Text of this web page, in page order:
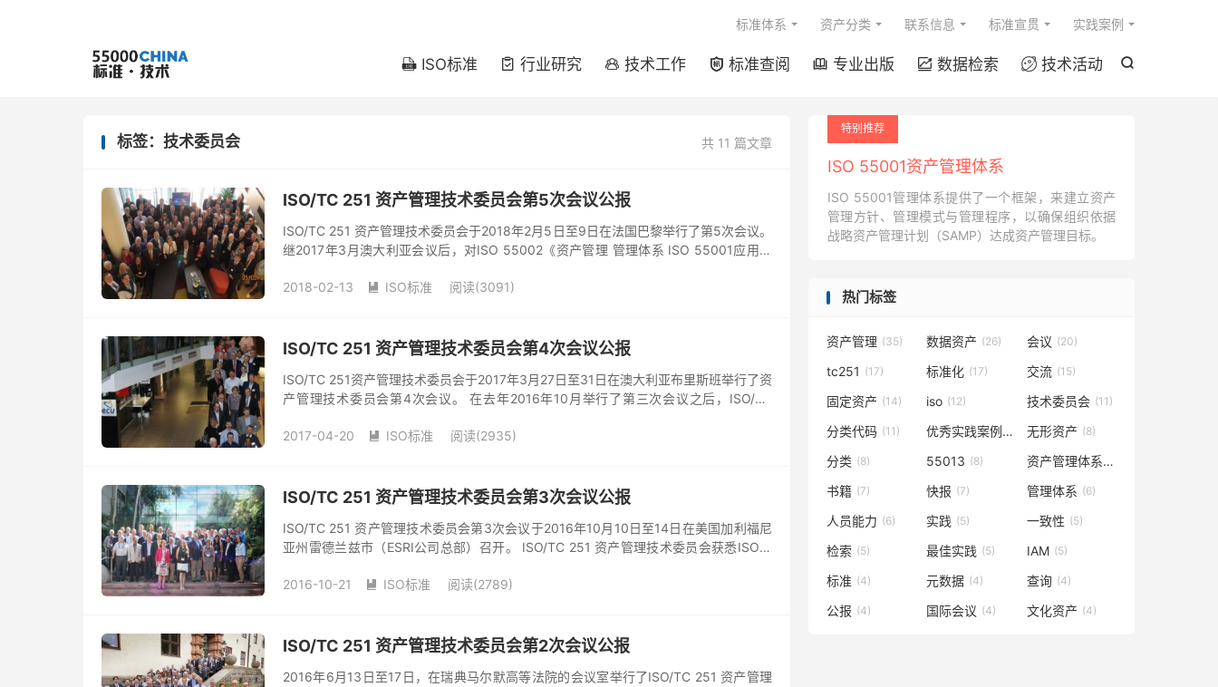

 ISO标准  行业研究  技术工作  标准查阅  专业出版  数据检索  技术活动
标准体系 资产分类 联系信息 标准宣贯 实践案例
共 11 篇文章
标签：技术委员会
ISO/TC 251 资产管理技术委员会第5次会议公报
ISO/TC 251 资产管理技术委员会于2018年2月5日至9日在法国巴黎举行了第5次会议。
继2017年3月澳大利亚会议后，对ISO 55002《资产管理 管理体系 ISO 55001应用指
2018-02-13
 ISO标准 阅读(3091)
ISO/TC 251 资产管理技术委员会第4次会议公报
ISO/TC 251资产管理技术委员会于2017年3月27日至31日在澳大利亚布里斯班举行了资
产管理技术委员会第4次会议。 在去年2016年10月举行了第三次会议之后，ISO/TC
2017-04-20
 ISO标准 阅读(2935)
ISO/TC 251 资产管理技术委员会第3次会议公报
ISO/TC 251 资产管理技术委员会第3次会议于2016年10月10日至14日在美国加利福尼
亚州雷德兰兹市（ESRI公司总部）召开。 ISO/TC 251 资产管理技术委员会获悉ISO资
2016-10-21
 ISO标准 阅读(2789)
ISO/TC 251 资产管理技术委员会第2次会议公报
2016年6月13日至17日，在瑞典马尔默高等法院的会议室举行了ISO/TC 251 资产管理
特别推荐
ISO 55001资产管理体系
ISO 55001管理体系提供了一个框架，来建立资产
管理方针、管理模式与管理程序，以确保组织依据
战略资产管理计划（SAMP）达成资产管理目标。
热门标签
资产管理 (35) 数据资产 (26) 会议 (20)
tc251 (17) 标准化 (17) 交流 (15)
固定资产 (14) iso (12) 技术委员会 (11)
分类代码 (11) 优秀实践案例(9) 无形资产 (8)
分类 (8) 55013 (8) 资产管理体系
(7)
书籍 (7) 快报 (7) 管理体系 (6)
人员能力 (6) 实践 (5) 一致性 (5)
检索 (5) 最佳实践 (5) IAM (5)
标准 (4) 元数据 (4) 查询 (4)
公报 (4) 国际会议 (4) 文化资产 (4)